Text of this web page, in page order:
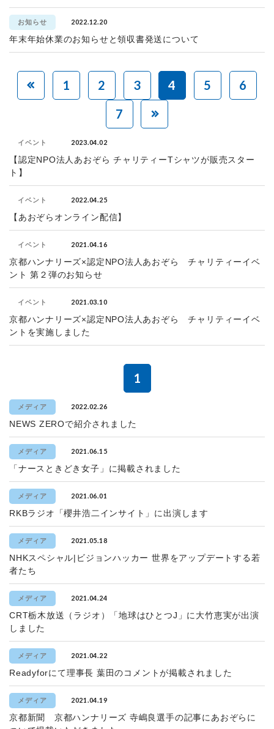
お知らせ 2022.12.20
年末年始休業のお知らせと領収書発送について
1 2 3 4 5
6
7
イベント 2023.04.02
【認定NPO法人あおぞら チャリティーTシャツが販売スター
ト】
イベント 2022.04.25
【あおぞらオンライン配信】
イベント 2021.04.16
京都ハンナリーズ×認定NPO法人あおぞら チャリティーイベ
ント 第２弾のお知らせ
イベント 2021.03.10
京都ハンナリーズ×認定NPO法人あおぞら チャリティーイベ
ントを実施しました
1
メディア 2022.02.26
NEWS ZEROで紹介されました
メディア 2021.06.15
「ナースときどき女子」に掲載されました
メディア 2021.06.01
RKBラジオ「櫻井浩二インサイト」に出演します
メディア 2021.05.18
NHKスペシャル|ビジョンハッカー 世界をアップデートする若
者たち
メディア 2021.04.24
CRT栃木放送（ラジオ）「地球はひとつJ」に大竹恵実が出演
しました
メディア 2021.04.22
Readyforにて理事長 葉田のコメントが掲載されました
メディア 2021.04.19
京都新聞 京都ハンナリーズ 寺嶋良選手の記事にあおぞらに